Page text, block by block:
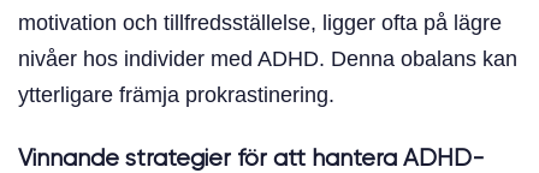
motivation och tillfredsställelse, ligger ofta på lägre
nivåer hos individer med ADHD. Denna obalans kan
ytterligare främja prokrastinering.
Vinnande strategier för att hantera ADHD-